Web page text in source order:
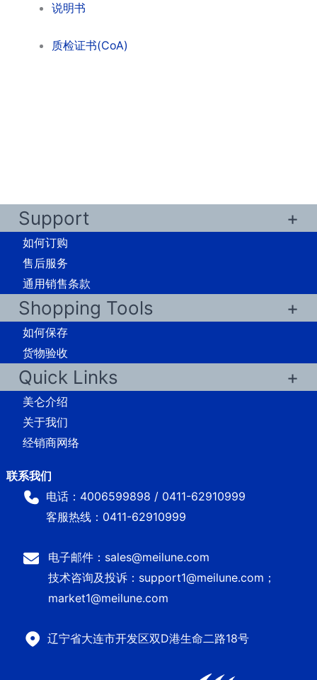
说明书
质检证书(CoA)
Support
如何订购
售后服务
通用销售条款
Shopping Tools
如何保存
货物验收
Quick Links
美仑介绍
关于我们
经销商网络
电话：4006599898 / 0411-62910999
客服热线：0411-62910999
电子邮件：sales@meilune.com
技术咨询及投诉：support1@meilune.com；
market1@meilune.com
辽宁省大连市开发区双D港生命二路18号